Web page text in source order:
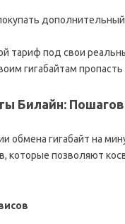
тариф под свои
гигабайтам
Билайн:
обмена гигабайт на
которые позволяют